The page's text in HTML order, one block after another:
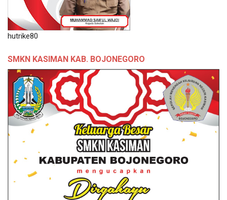
hutrike80
SMKN KASIMAN KAB. BOJONEGORO